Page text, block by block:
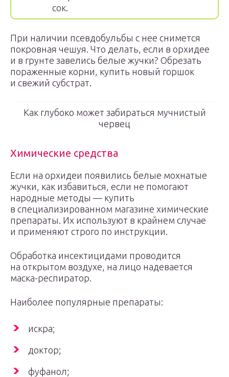
сок.
При наличии псевдобульбы с нее снимется
покровная чешуя. Что делать, если в орхидее
и в грунте завелись белые жучки? Обрезать
пораженные корни, купить новый горшок
и свежий субстрат.
Как глубоко может забираться мучнистый
червец
Химические средства
Если на орхидеи появились белые мохнатые
жучки, как избавиться, если не помогают
народные методы — купить
в специализированном магазине химические
препараты. Их используют в крайнем случае
и применяют строго по инструкции.
Обработка инсектицидами проводится
на открытом воздухе, на лицо надевается
маска-респиратор.
Наиболее популярные препараты:
искра;
доктор;
фуфанол;